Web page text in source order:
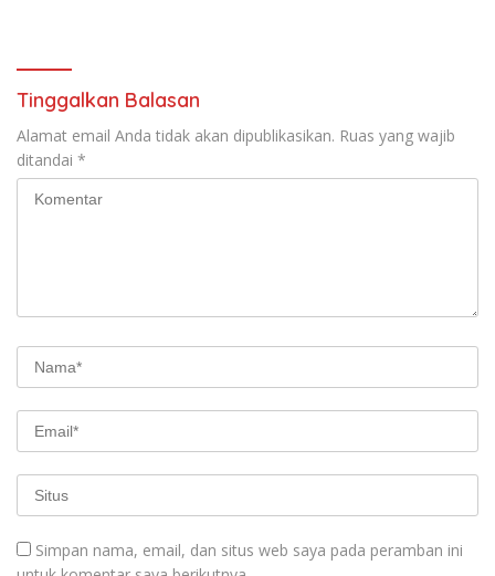
Tinggalkan Balasan
Alamat email Anda tidak akan dipublikasikan. Ruas yang wajib
ditandai *
Simpan nama, email, dan situs web saya pada peramban ini